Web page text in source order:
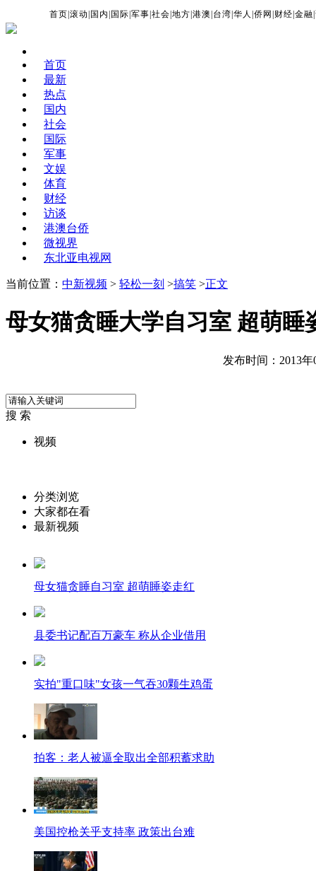
首页 |滚动 国内 国际 |军事 |社会 |地方 |港澳 台湾 |华人 |侨网 财经 |金融 |
首页
最新
热点
国内
社会
国际
军事
文娱
体育
财经
访谈
港澳台侨
微视界
东北亚电视网
当前位置： 中新视频 > 轻松一刻 >搞笑 >正文
母女猫贪睡大学自习室 超萌睡
发布时间：2013年
搜 索
视频
分类浏览
大家都在看
最新视频
母女猫贪睡自习室 超萌睡姿走红
县委书记配百万豪车 称从企业借用
实拍"重口味"女孩一气吞30颗生鸡蛋
拍客：老人被逼全取出全部积蓄求助
美国控枪关乎支持率 政策出台难